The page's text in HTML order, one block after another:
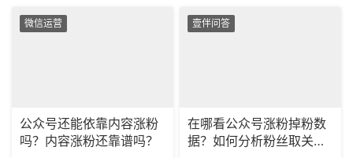
微信运营
公众号还能依靠内容涨粉
吗？内容涨粉还靠谱吗？
壹伴问答
在哪看公众号涨粉掉粉数
据？如何分析粉丝取关原